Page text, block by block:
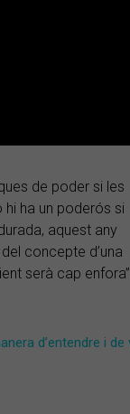
de poder si les
ha un poderós si
aquest any
concepte d’una
serà cap
d’entendre i de